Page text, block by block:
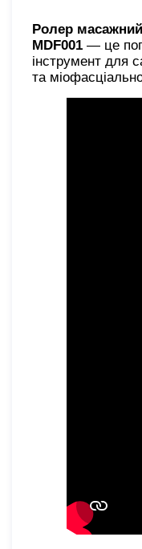
Ролер
MDF001 — це
інструмент для
та